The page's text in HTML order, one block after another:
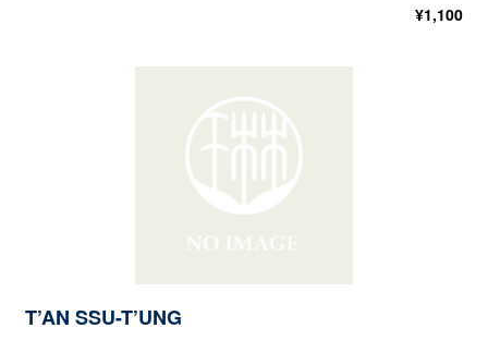
¥1,100
T’AN SSU-T’UNG